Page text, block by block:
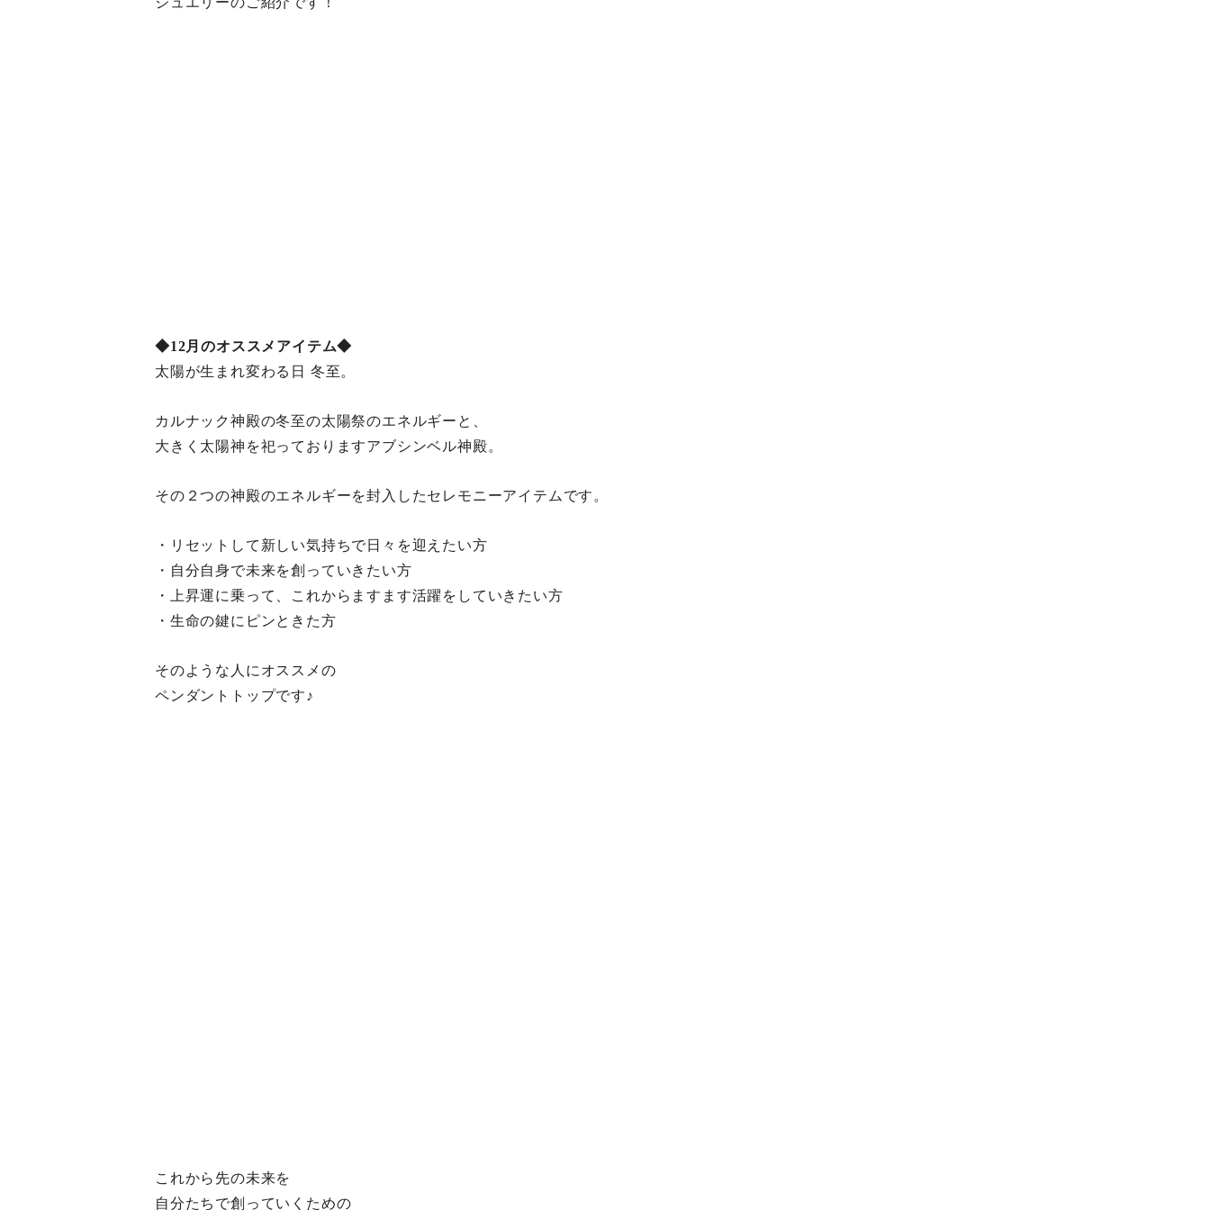
◆12月のオススメアイテム◆
太陽が生まれ変わる日 冬至。
カルナック神殿の冬至の太陽祭のエネルギーと、
大きく太陽神を祀っておりますアブシンベル神殿。
その２つの神殿のエネルギーを封入したセレモニーアイテムです。
・リセットして新しい気持ちで日々を迎えたい方
・自分自身で未来を創っていきたい方
・上昇運に乗って、これからますます活躍をしていきたい方
・生命の鍵にピンときた方
そのような人にオススメの
ペンダントトップです♪
これから先の未来を
自分たちで創っていくための